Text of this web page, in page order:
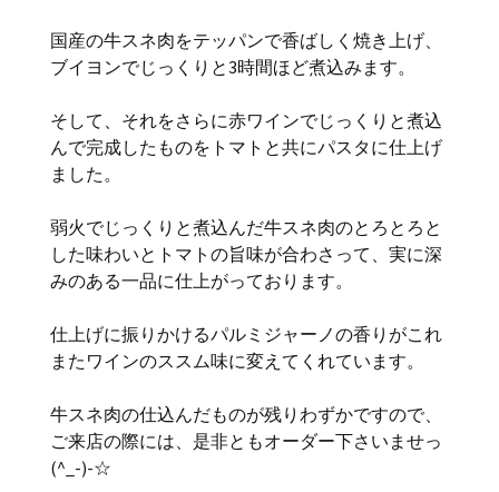
国産の牛スネ肉をテッパンで香ばしく焼き上げ、
ブイヨンでじっくりと3時間ほど煮込みます。
そして、それをさらに赤ワインでじっくりと煮込
んで完成したものをトマトと共にパスタに仕上げ
ました。
弱火でじっくりと煮込んだ牛スネ肉のとろとろと
した味わいとトマトの旨味が合わさって、実に深
みのある一品に仕上がっております。
仕上げに振りかけるパルミジャーノの香りがこれ
またワインのススム味に変えてくれています。
牛スネ肉の仕込んだものが残りわずかですので、
ご来店の際には、是非ともオーダー下さいませっ
(^_-)-☆